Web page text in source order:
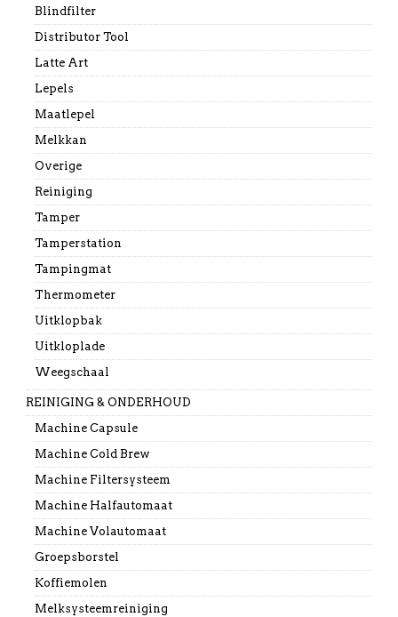
Blindfilter
Distributor Tool
Latte Art
Lepels
Maatlepel
Melkkan
Overige
Reiniging
Tamper
Tamperstation
Tampingmat
Thermometer
Uitklopbak
Uitkloplade
Weegschaal
REINIGING & ONDERHOUD
Machine Capsule
Machine Cold Brew
Machine Filtersysteem
Machine Halfautomaat
Machine Volautomaat
Groepsborstel
Koffiemolen
Melksysteemreiniging